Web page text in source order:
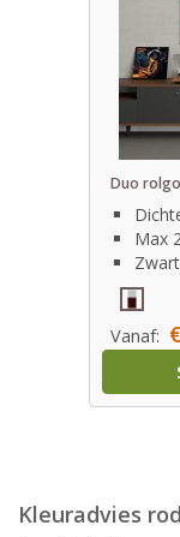
Duo
Max
Vanaf:
Kleuradvies